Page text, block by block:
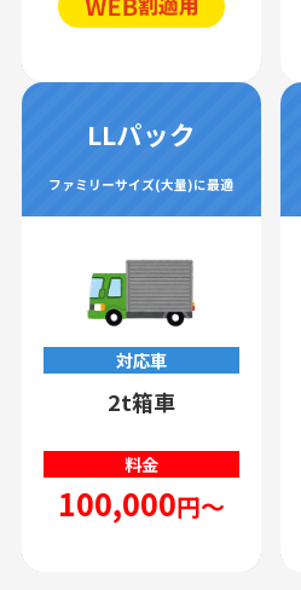
LLパック
ファミリーサイズ(大量)に最適
対応車
2t箱車
料金
100,000円～